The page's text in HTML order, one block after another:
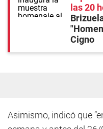
las 20
Cigno
Asimismo, indicó que